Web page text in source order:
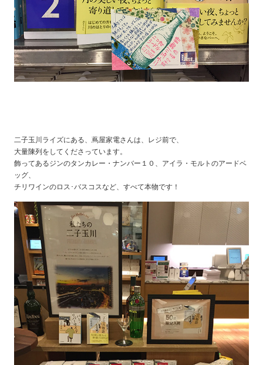
二子玉川ライズにある、蔦屋家電さんは、レジ前で、
大量陳列をしてくださっています。
飾ってあるジンのタンカレー・ナンバー１０、アイラ・モルトのアードベ
ッグ、
チリワインのロス･バスコスなど、すべて本物です！